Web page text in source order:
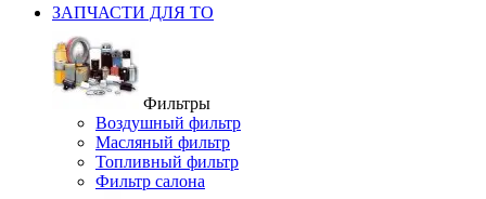
ЗАПЧАСТИ ДЛЯ ТО
Фильтры
Воздушный фильтр
Масляный фильтр
Топливный фильтр
Фильтр салона